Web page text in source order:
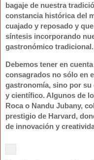
bagaje de nuestra
constancia histórica del
cuajado y reposado y
síntesis incorporando
gastronómico tradicional.
Debemos tener en
consagrados no sólo en
gastronomía, sino por su
y científico. Algunos de
Roca o Nandu Jubany,
prestigio de Harvard,
de innovación y